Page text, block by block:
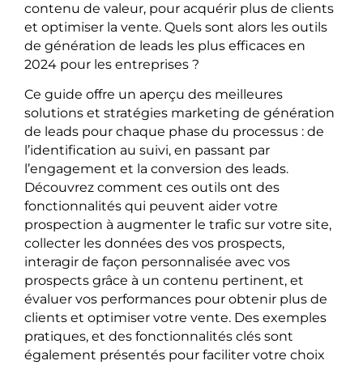
contenu de valeur, pour acquérir plus de clients
et optimiser la vente. Quels sont alors les outils
de génération de leads les plus efficaces en
2024 pour les entreprises ?
Ce guide offre un aperçu des meilleures
solutions et stratégies marketing de génération
de leads pour chaque phase du processus : de
l’identification au suivi, en passant par
l’engagement et la conversion des leads.
Découvrez comment ces outils ont des
fonctionnalités qui peuvent aider votre
prospection à augmenter le trafic sur votre site,
collecter les données des vos prospects,
interagir de façon personnalisée avec vos
prospects grâce à un contenu pertinent, et
évaluer vos performances pour obtenir plus de
clients et optimiser votre vente. Des exemples
pratiques, et des fonctionnalités clés sont
également présentés pour faciliter votre choix